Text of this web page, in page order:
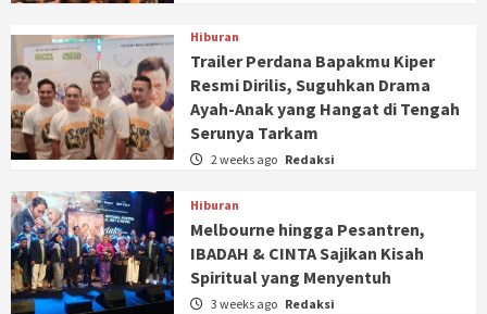
Hiburan
Trailer Perdana Bapakmu Kiper
Resmi Dirilis, Suguhkan Drama
Ayah-Anak yang Hangat di Tengah
Serunya Tarkam
2 weeks ago Redaksi
Hiburan
Melbourne hingga Pesantren,
IBADAH & CINTA Sajikan Kisah
Spiritual yang Menyentuh
3 weeks ago Redaksi